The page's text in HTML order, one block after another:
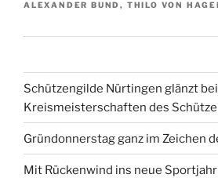
ALEXANDER BUND, THILO VON
Schützengilde Nürtingen glänzt
Kreismeisterschaften des
Gründonnerstag ganz im Zeichen
Mit Rückenwind ins neue